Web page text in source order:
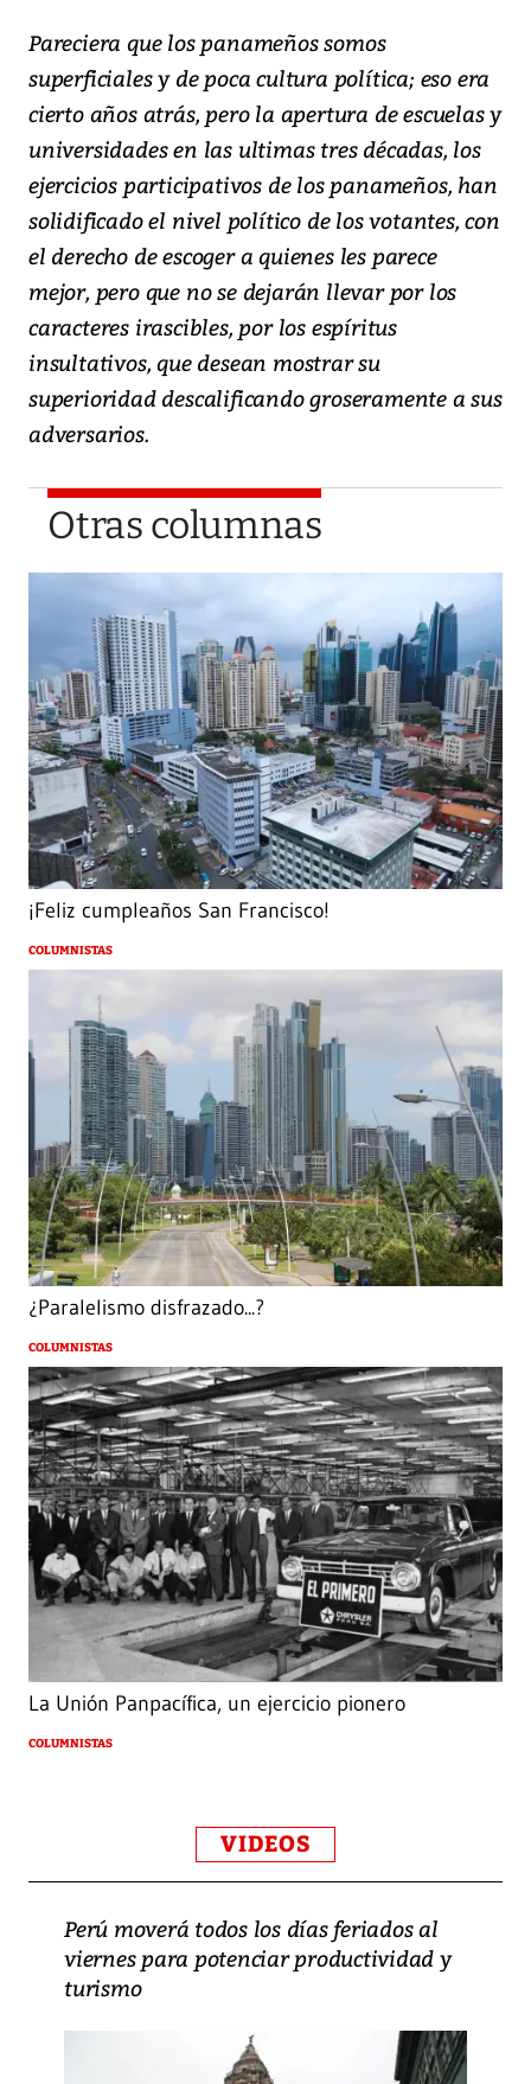
Pareciera que los panameños somos
superficiales y de poca cultura política; eso era
cierto años atrás, pero la apertura de escuelas y
universidades en las ultimas tres décadas, los
ejercicios participativos de los panameños, han
solidificado el nivel político de los votantes, con
el derecho de escoger a quienes les parece
mejor, pero que no se dejarán llevar por los
caracteres irascibles, por los espíritus
insultativos, que desean mostrar su
superioridad descalificando groseramente a sus
adversarios.
Otras columnas
¡Feliz cumpleaños San Francisco!
COLUMNISTAS
¿Paralelismo disfrazado...?
COLUMNISTAS
La Unión Panpacífica, un ejercicio pionero
COLUMNISTAS
VIDEOS
Perú moverá todos los días feriados al
viernes para potenciar productividad y
turismo